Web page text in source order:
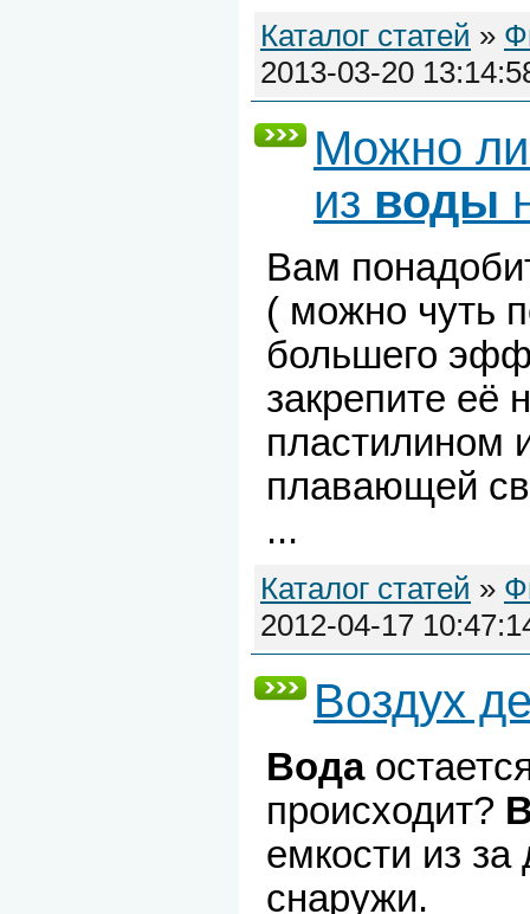
Каталог статей »
2013-03-20
Можно ли
из воды
Вам
( можно чуть
большего
закрепите её
пластилином
плавающей
...
Каталог статей »
2012-04-17
Воздух
Вода
происходит?
емкости из за
снаружи.